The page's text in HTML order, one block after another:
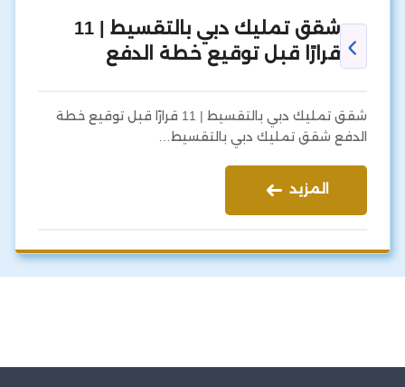
شقق تمليك دبي بالتقسيط | 11
قرارًا قبل توقيع خطة الدفع
شقق تمليك دبي بالتقسيط | 11 قرارًا قبل توقيع خطة
الدفع شقق تمليك دبي بالتقسيط…
المزيد